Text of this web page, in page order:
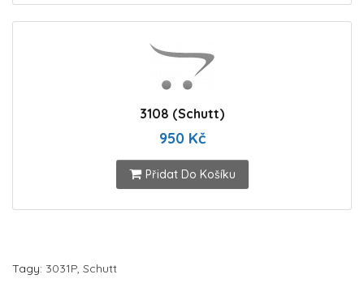
3108 (Schutt)
950 Kč
Přidat Do Košíku
Tagy: 3031P, Schutt